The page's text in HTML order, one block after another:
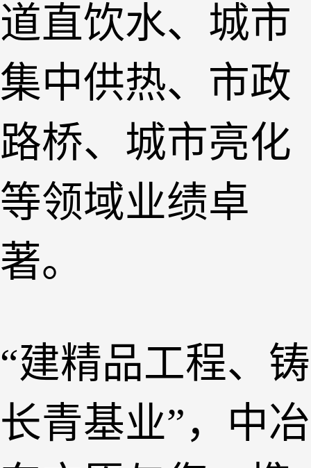
道直饮水、城市
集中供热、市政
路桥、城市亮化
等领域业绩卓
著。
“建精品工程、铸
长青基业”，中冶